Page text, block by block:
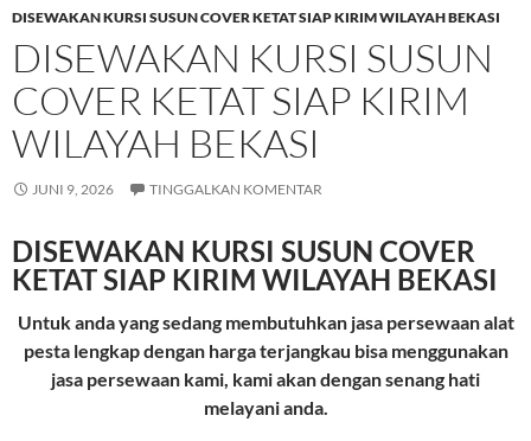
DISEWAKAN KURSI SUSUN COVER KETAT SIAP KIRIM WILAYAH BEKASI
DISEWAKAN KURSI SUSUN
COVER KETAT SIAP KIRIM
WILAYAH BEKASI
JUNI 9, 2026 TINGGALKAN KOMENTAR
DISEWAKAN KURSI SUSUN COVER
KETAT SIAP KIRIM WILAYAH BEKASI
Untuk anda yang sedang membutuhkan jasa persewaan alat
pesta lengkap dengan harga terjangkau bisa menggunakan
jasa persewaan kami, kami akan dengan senang hati
melayani anda.